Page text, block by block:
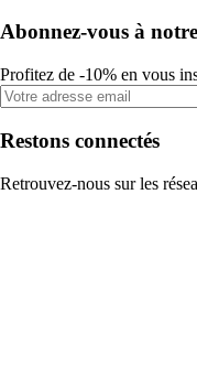
Abonnez-vous à
Profitez de -10% en vous
Restons connectés
Retrouvez-nous sur les